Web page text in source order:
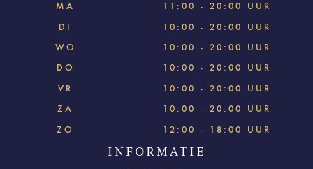
MA
11:00 - 20:00 UUR
DI
10:00 - 20:00 UUR
WO
10:00 - 20:00 UUR
DO
10:00 - 20:00 UUR
VR
10:00 - 20:00 UUR
ZA
10:00 - 20:00 UUR
ZO
12:00 - 18:00 UUR
INFORMATIE